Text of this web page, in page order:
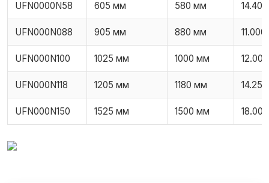
UFN0000N58 605 мм 580 мм 14.400
UFN000N088 905 мм 880 мм 11.000
UFN000N100 1025 мм 1000 мм
UFN000N118 1205 мм 1180 мм 14.250
UFN000N150 1525 мм 1500 мм